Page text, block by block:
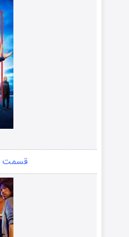
قسمت